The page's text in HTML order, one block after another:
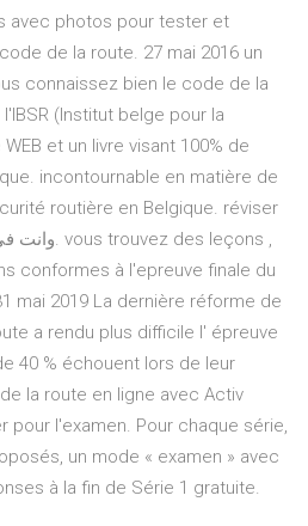
avec photos pour tester et
de la route. 27 mai 2016 un
connaissez bien le code de la
(Institut belge pour la
et un livre visant 100% de
incontournable en matière de
routière en Belgique. réviser
conformes à l'epreuve finale du
mai 2019 La dernière réforme de
a rendu plus difficile l' épreuve
40 % échouent lors de leur
la route en ligne avec Activ
pour l'examen. Pour chaque série,
un mode « examen » avec
à la fin de Série 1 gratuite.